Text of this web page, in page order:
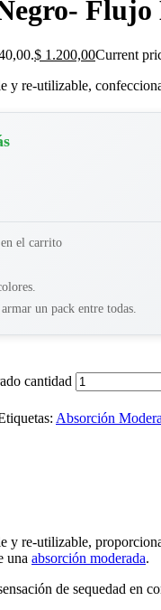
Flujo
$ 1.200,00Current
y re-utilizable,
el carrito
un pack entre todas.
cantidad
Absorción
y re-utilizable,
una absorción moderada.
de sequedad en